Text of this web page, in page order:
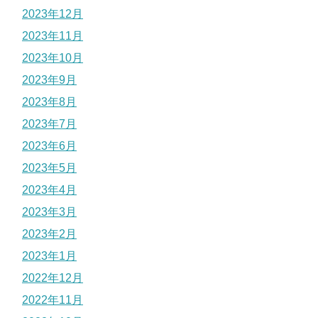
2023年12月
2023年11月
2023年10月
2023年9月
2023年8月
2023年7月
2023年6月
2023年5月
2023年4月
2023年3月
2023年2月
2023年1月
2022年12月
2022年11月